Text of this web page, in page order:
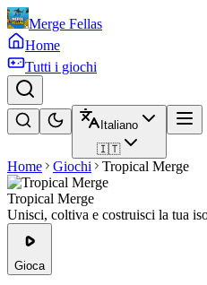
Merge Fellas
Home
Tutti i giochi
Italiano
🇮🇹
Home Giochi Tropical Merge
Tropical Merge
Unisci, coltiva e costruisci la tua
Gioca